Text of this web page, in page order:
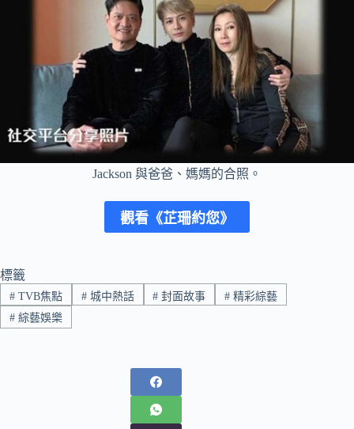
Jackson 與爸爸、媽媽的合照。
觀看《芷珊約您》
標籤
#TVB焦點 #城中熱話 # 封面故事 # 精彩綜藝
#綜藝娛樂